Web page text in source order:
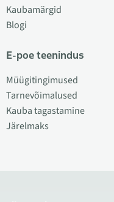
Kaubamärgid
Blogi
E-poe teenindus
Müügitingimused
Tarnevõimalused
Kauba tagastamine
Järelmaks